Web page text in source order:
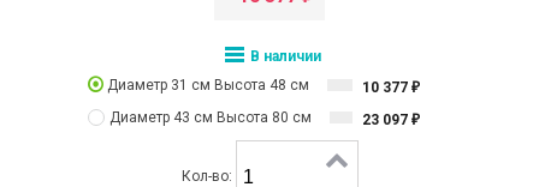
В наличии
Диаметр 31 см Высота 48 см
10 377 ₽
Диаметр 43 см Высота 80 см 23 097 ₽
Кол-во: